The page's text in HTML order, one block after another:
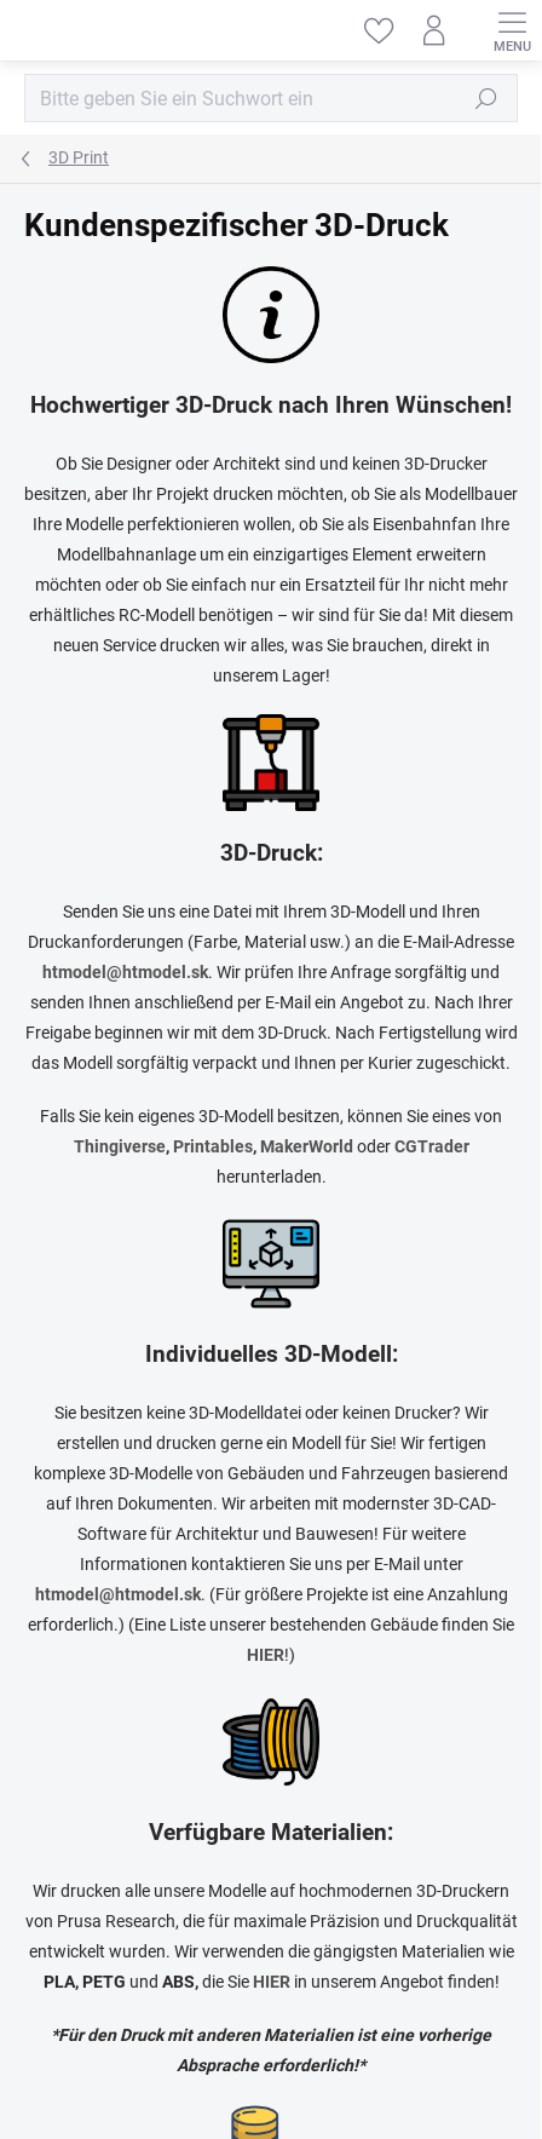
Suchen
3D Print
Kundenspezifischer 3D-Druck
Hochwertiger 3D-Druck nach Ihren Wünschen!
Ob Sie Designer oder Architekt sind und keinen 3D-Drucker
besitzen, aber Ihr Projekt drucken möchten, ob Sie als Modellbauer
Ihre Modelle perfektionieren wollen, ob Sie als Eisenbahnfan Ihre
Modellbahnanlage um ein einzigartiges Element erweitern
möchten oder ob Sie einfach nur ein Ersatzteil für Ihr nicht mehr
erhältliches RC-Modell benötigen – wir sind für Sie da! Mit diesem
neuen Service drucken wir alles, was Sie brauchen, direkt in
unserem Lager!
3D-Druck:
Senden Sie uns eine Datei mit Ihrem 3D-Modell und Ihren
Druckanforderungen (Farbe, Material usw.) an die E-Mail-Adresse
htmodel@htmodel.sk. Wir prüfen Ihre Anfrage sorgfältig und
senden Ihnen anschließend per E-Mail ein Angebot zu. Nach Ihrer
Freigabe beginnen wir mit dem 3D-Druck. Nach Fertigstellung wird
das Modell sorgfältig verpackt und Ihnen per Kurier zugeschickt.
Falls Sie kein eigenes 3D-Modell besitzen, können Sie eines von
Thingiverse, Printables, MakerWorld oder CGTrader
herunterladen.
Individuelles 3D-Modell:
Sie besitzen keine 3D-Modelldatei oder keinen Drucker? Wir
erstellen und drucken gerne ein Modell für Sie! Wir fertigen
komplexe 3D-Modelle von Gebäuden und Fahrzeugen basierend
auf Ihren Dokumenten. Wir arbeiten mit modernster 3D-CAD-
Software für Architektur und Bauwesen! Für weitere
Informationen kontaktieren Sie uns per E-Mail unter
htmodel@htmodel.sk. (Für größere Projekte ist eine Anzahlung
erforderlich.) (Eine Liste unserer bestehenden Gebäude finden Sie
HIER!)
Verfügbare Materialien:
Wir drucken alle unsere Modelle auf hochmodernen 3D-Druckern
von Prusa Research, die für maximale Präzision und Druckqualität
entwickelt wurden. Wir verwenden die gängigsten Materialien wie
PLA, PETG und ABS,die Sie HIER in unserem Angebot finden!
*Für den Druck mit anderen Materialien ist eine vorherige
Absprache erforderlich!*